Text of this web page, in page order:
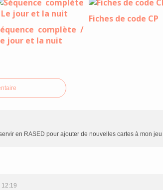
complète /
jour et la nuit
Fiches de code CP
en RASED pour ajouter de nouvelles cartes à mon
12:19